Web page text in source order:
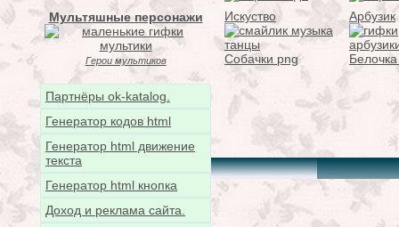
Мультяшные персонажи
Герои мультиков
Партнёры ok-katalog.
Генератор кодов html
Генератор html движение
текста
Генератор html кнопка
Доход и реклама сайта.
Искуство Арбузик
Собачки png